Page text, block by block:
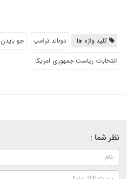
کلید واژه ها: دونالد ترامپ جو بایدن
انتخابات ریاست جمهوری امریکا
نظر شما :